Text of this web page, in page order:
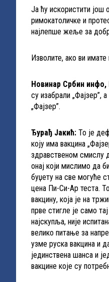
Ја ћу искористити још
римокатоличке и
најлепше жеље за
Изволите, ако ви
Новинар Србин
су изабрали „Фајзер”,
„Фајзер”.
Ђурађ Јакић: То је
коју има вакцина
здравственом смислу
онај који мислимо да
буџету на све могуће
цена Пи-Си-Ар теста.
вакцину, која је на
прве стигле је само
најскупља, није
велико питање за
узме руска вакцина и
јединствена шанса и
вакцине које су